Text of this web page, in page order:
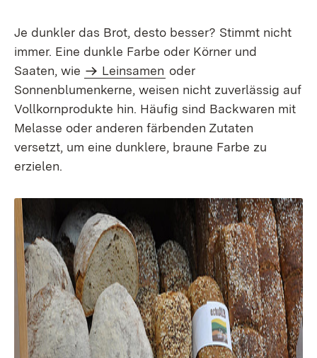
Je dunkler das Brot, desto besser? Stimmt nicht
immer. Eine dunkle Farbe oder Körner und
Saaten, wie
Leinsamen oder
Sonnenblumenkerne, weisen nicht zuverlässig auf
Vollkornprodukte hin. Häufig sind Backwaren mit
Melasse oder anderen färbenden Zutaten
versetzt, um eine dunklere, braune Farbe zu
erzielen.